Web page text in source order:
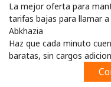
La mejor oferta para
tarifas bajas para llamar
Abkhazia
Haz que cada minuto
baratas, sin cargos